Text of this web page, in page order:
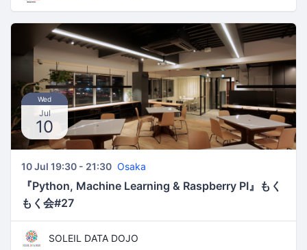
Wed
Jul
10
10 Jul 19:30 - 21:30 Osaka
『Python, Machine Learning & Raspberry PI』もく
もく会#27
SOLEIL DATA DOJO